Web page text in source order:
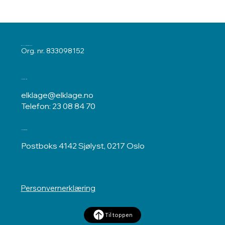
ELKLAGENEMNDA
Org. nr. 833098152
Kontakt oss
elklage@elklage.no
Telefon: 23 08 84 70
Postadresse
Postboks 4142 Sjølyst, 0217 Oslo
Personvernerklæring
Til toppen